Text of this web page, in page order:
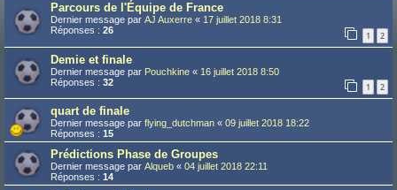
Parcours de l'Équipe de France
Dernier message par AJ Auxerre « 17 juillet 2018 8:31
Réponses : 26 1 2
Demie et finale
Dernier message par Pouchkine « 16 juillet 2018 8:50
Réponses : 32 1 2
quart de finale
Dernier message par flying_dutchman « 09 juillet 2018 18:22
Réponses : 15
Prédictions Phase de Groupes
Dernier message par Alqueb « 04 juillet 2018 22:11
Réponses : 14